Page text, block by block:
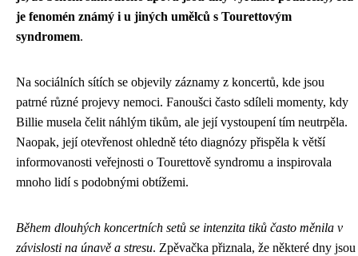
je fenomén známý i u jiných umělců s Tourettovým
syndromem.
Na sociálních sítích se objevily záznamy z koncertů, kde jsou
patrné různé projevy nemoci. Fanoušci často sdíleli momenty, kdy
Billie musela čelit náhlým tikům, ale její vystoupení tím neutrpěla.
Naopak, její otevřenost ohledně této diagnózy přispěla k větší
informovanosti veřejnosti o Tourettově syndromu a inspirovala
mnoho lidí s podobnými obtížemi.
Během dlouhých koncertních setů se intenzita tiků často měnila v
závislosti na únavě a stresu. Zpěvačka přiznala, že některé dny jsou